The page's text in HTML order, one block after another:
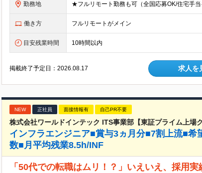
勤務地
働き方 フルリモートがメイン
目安残業時間 10時間以内
掲載終了予定日：2026.08.17 求人を
NEW 正社員 面接情報有 自己PR不要
株式会社ワールドインテック ITS事業部【東証プライム上場グ
インフラエンジニア■賞与3ヵ月分■7割上流■希
数■月平均残業8.5h/INF
「50代での転職はムリ！？」いえいえ、採用